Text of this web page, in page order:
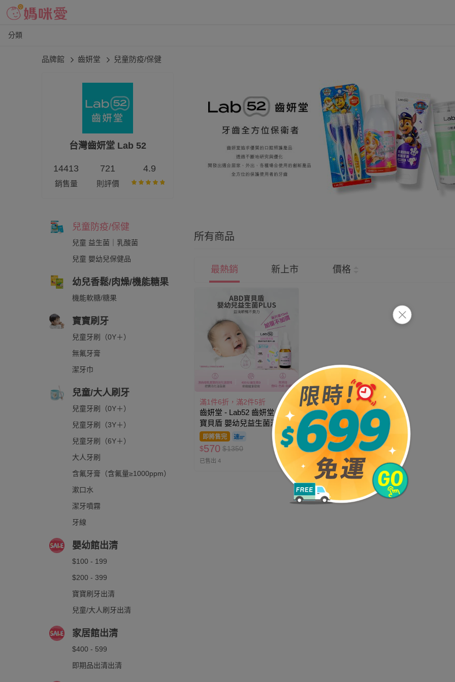
分類
品牌館 齒妍堂 兒童防疫/保健
台灣齒妍堂 Lab 52
14413
銷售量
721
則評價
4.9
兒童防疫/保健
兒童 益生菌｜乳酸菌
兒童 嬰幼兒保健品
幼兒香鬆/肉燥/機能糖果
機能軟糖/糖果
寶寶刷牙
兒童牙刷（0Y＋）
無氟牙膏
潔牙巾
兒童/大人刷牙
兒童牙刷（0Y＋）
兒童牙刷（3Y＋）
兒童牙刷（6Y＋）
大人牙刷
含氟牙膏（含氟量≥1000ppm）
漱口水
潔牙噴霧
牙線
嬰幼館出清
$100 - 199
$200 - 399
寶寶刷牙出清
兒童/大人刷牙出清
家居館出清
$400 - 599
即期品出清出清
所有商品
最熱銷 新上市 價格
滿1件6折，滿2件5折
齒妍堂 - Lab52 齒妍堂 ABD
寶貝盾 嬰幼兒益生菌滴劑
PLUS(效期2026-09-
29)-15ml
即將售完
$570 $1350
已售出 4